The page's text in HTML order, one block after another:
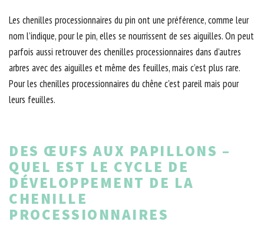
Les chenilles processionnaires du pin ont une préférence, comme leur
nom l’indique, pour le pin, elles se nourrissent de ses aiguilles. On peut
parfois aussi retrouver des chenilles processionnaires dans d’autres
arbres avec des aiguilles et même des feuilles, mais c’est plus rare.
Pour les chenilles processionnaires du chêne c'est pareil mais pour
leurs feuilles.
DES ŒUFS AUX PAPILLONS –
QUEL EST LE CYCLE DE
DÉVELOPPEMENT DE LA
CHENILLE
PROCESSIONNAIRES